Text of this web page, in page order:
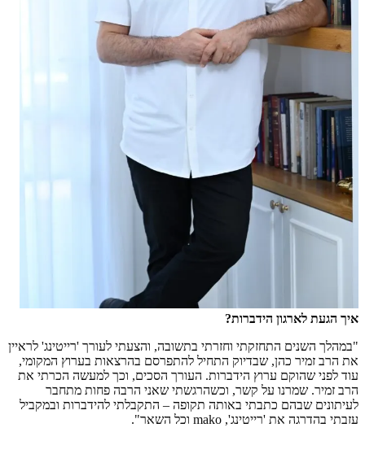
איך הגעת לארגון הידברות?
"במהלך השנים התחזקתי וחזרתי בתשובה, והצעתי לעורך 'רייטינג' לראיין
את הרב זמיר כהן, שבדיוק התחיל להתפרסם בהרצאות בערוץ המקומי,
עוד לפני שהוקם ערוץ הידברות. העורך הסכים, וכך למעשה הכרתי את
הרב זמיר. שמרנו על קשר, וכשהרגשתי שאני הרבה פחות מתחבר
לעיתונים שבהם כתבתי באותה תקופה – התקבלתי להידברות ובמקביל
עזבתי בהדרגה את 'רייטינג', mako וכל השאר".